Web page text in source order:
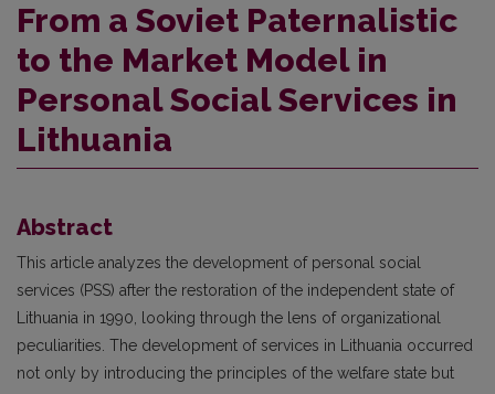
From a Soviet Paternalistic
to the Market Model in
Personal Social Services in
Lithuania
Abstract
This article analyzes the development of personal social
services (PSS) after the restoration of the independent state of
Lithuania in 1990, looking through the lens of organizational
peculiarities. The development of services in Lithuania occurred
not only by introducing the principles of the welfare state but